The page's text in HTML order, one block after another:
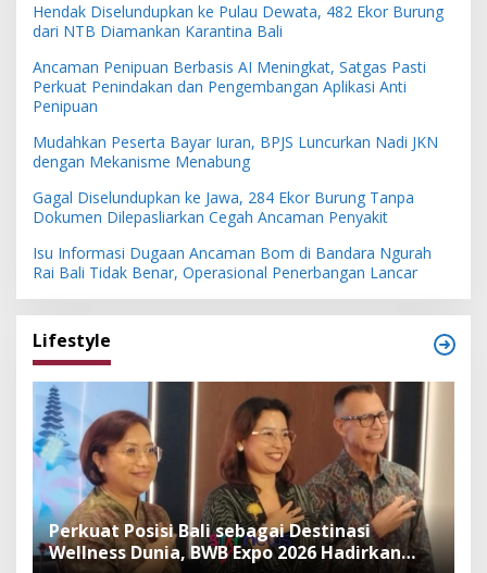
Hendak Diselundupkan ke Pulau Dewata, 482 Ekor Burung
dari NTB Diamankan Karantina Bali
Ancaman Penipuan Berbasis AI Meningkat, Satgas Pasti
Perkuat Penindakan dan Pengembangan Aplikasi Anti
Penipuan
Mudahkan Peserta Bayar Iuran, BPJS Luncurkan Nadi JKN
dengan Mekanisme Menabung
Gagal Diselundupkan ke Jawa, 284 Ekor Burung Tanpa
Dokumen Dilepasliarkan Cegah Ancaman Penyakit
Isu Informasi Dugaan Ancaman Bom di Bandara Ngurah
Rai Bali Tidak Benar, Operasional Penerbangan Lancar
Lifestyle
Perkuat Posisi Bali sebagai Destinasi
Wellness Dunia, BWB Expo 2026 Hadirkan